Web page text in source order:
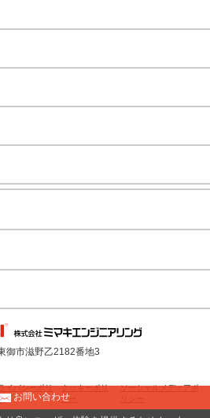
御市滋野乙2182番地3
イバシーポリ
クッキーポリ
シー
ソーシャルメディアポ
お問い合わせ